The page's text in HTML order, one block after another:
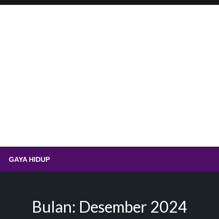
– Sempolan Ayam
GAYA HIDUP
Bulan: Desember 2024